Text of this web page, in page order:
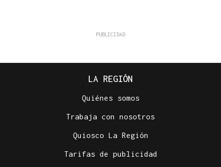
LA REGIÓN
Quiénes somos
Trabaja con nosotros
Quiosco La Región
Tarifas de publicidad